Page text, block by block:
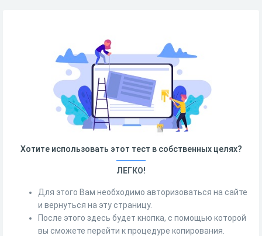
Хотите использовать этот тест в собственных целях?
ЛЕГКО!
Для этого Вам необходимо авторизоваться на сайте
и вернуться на эту страницу.
После этого здесь будет кнопка, с помощью которой
вы сможете перейти к процедуре копирования.